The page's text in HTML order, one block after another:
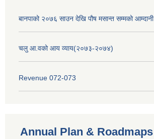
बानपाको २०७६ साउन देखि पौष मसान्त सम्मको आम्दानी
चलु आ.वको आय व्याय(२०७३-२०७४)
Revenue 072-073
Annual Plan & Roadmaps